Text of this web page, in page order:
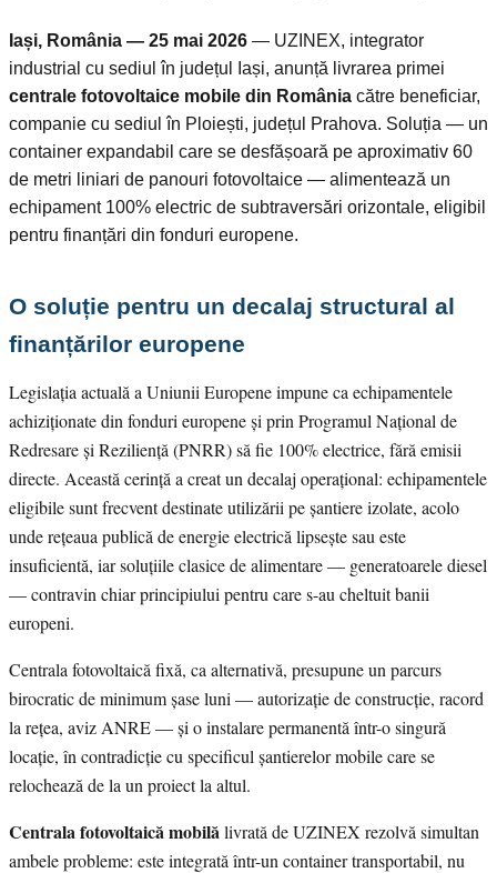
Iași, România — 25 mai 2026 — UZINEX, integrator
industrial cu sediul în județul Iași, anunță livrarea primei
centrale fotovoltaice mobile din România către beneficiar,
companie cu sediul în Ploiești, județul Prahova. Soluția — un
container expandabil care se desfășoară pe aproximativ 60
de metri liniari de panouri fotovoltaice — alimentează un
echipament 100% electric de subtraversări orizontale, eligibil
pentru finanțări din fonduri europene.
O soluție pentru un decalaj structural al
finanțărilor europene
Legislația actuală a Uniunii Europene impune ca echipamentele
achiziționate din fonduri europene și prin Programul Național de
Redresare și Reziliență (PNRR) să fie 100% electrice, fără emisii
directe. Această cerință a creat un decalaj operațional: echipamentele
eligibile sunt frecvent destinate utilizării pe șantiere izolate, acolo
unde rețeaua publică de energie electrică lipsește sau este
insuficientă, iar soluțiile clasice de alimentare — generatoarele diesel
— contravin chiar principiului pentru care s-au cheltuit banii
europeni.
Centrala fotovoltaică fixă, ca alternativă, presupune un parcurs
birocratic de minimum șase luni — autorizație de construcție, racord
la rețea, aviz ANRE — și o instalare permanentă într-o singură
locație, în contradicție cu specificul șantierelor mobile care se
relochează de la un proiect la altul.
Centrala fotovoltaică mobilă livrată de UZINEX rezolvă simultan
ambele probleme: este integrată într-un container transportabil, nu